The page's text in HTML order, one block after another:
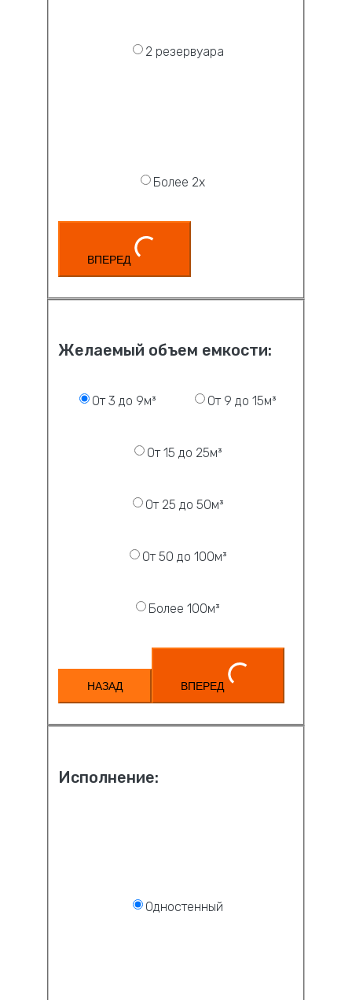
2 резервуара
Более 2х
ВПЕРЕД
Желаемый объем емкости:
От 3 до 9м³ От 9 до 15м³
От 15 до 25м³
От 25 до 50м³
От 50 до 100м³
Более 100м³
НАЗАД ВПЕРЕД
Исполнение:
Одностенный